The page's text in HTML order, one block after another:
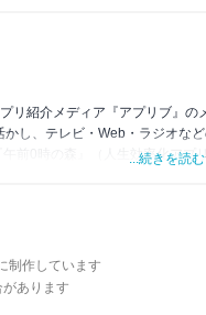
リ紹介メディア『アプリブ』
し、テレビ・Web・ラジオなど
午前0時の森』（人生効率化アプ
...続きを読む
制作しています
あります